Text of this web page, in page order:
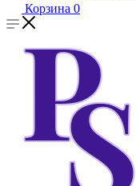
Корзина 0